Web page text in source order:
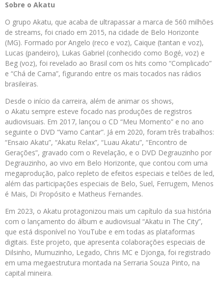
Sobre o Akatu
O grupo Akatu, que acaba de ultrapassar a marca de 560 milhões
de streams, foi criado em 2015, na cidade de Belo Horizonte
(MG). Formado por Angelo (reco e voz), Caique (tantan e voz),
Lucas (pandeiro), Lukas Gabriel (conhecido como Bogé, voz) e
Beg (voz), foi revelado ao Brasil com os hits como “Complicado”
e “Chá de Cama”, figurando entre os mais tocados nas rádios
brasileiras.
Desde o início da carreira, além de animar os shows,
o Akatu sempre esteve focado nas produções de registros
audiovisuais. Em 2017, lançou o CD “Meu Momento” e no ano
seguinte o DVD “Vamo Cantar”. Já em 2020, foram três trabalhos:
“Ensaio Akatu”, “Akatu Relax”, “Luau Akatu”, “Encontro de
Gerações”, gravado com o Revelação, e o DVD Degrauzinho por
Degrauzinho, ao vivo em Belo Horizonte, que contou com uma
megaprodução, palco repleto de efeitos especiais e telões de led,
além das participações especiais de Belo, Suel, Ferrugem, Menos
é Mais, Di Propósito e Matheus Fernandes.
Em 2023, o Akatu protagonizou mais um capítulo da sua história
com o lançamento do álbum e audiovisual “Akatu in The City”,
que está disponível no YouTube e em todas as plataformas
digitais. Este projeto, que apresenta colaborações especiais de
Dilsinho, Mumuzinho, Legado, Chris MC e Djonga, foi registrado
em uma megaestrutura montada na Serraria Souza Pinto, na
capital mineira.